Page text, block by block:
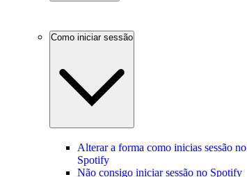
Como iniciar sessão
Alterar a forma como inicias sessão no
Spotify
Não consigo iniciar sessão no Spotify